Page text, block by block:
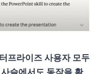
프라이즈 사용자 모두